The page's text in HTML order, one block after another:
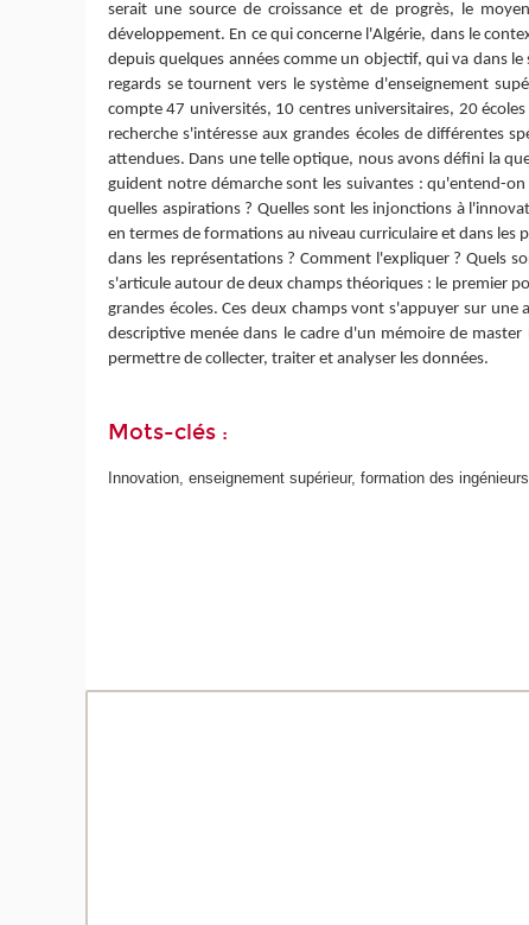
serait une source de croissance et de progrès, le
développement. En ce qui concerne l'Algérie, dans le
depuis quelques années comme un objectif, qui va dans
regards se tournent vers le système d'enseignement
compte 47 universités, 10 centres universitaires, 20
recherche s'intéresse aux grandes écoles de différentes
attendues. Dans une telle optique, nous avons défini la
guident notre démarche sont les suivantes : qu'entend-
quelles aspirations ? Quelles sont les injonctions à
en termes de formations au niveau curriculaire et dans
dans les représentations ? Comment l'expliquer ? Quels
s'articule autour de deux champs théoriques : le premier
grandes écoles. Ces deux champs vont s'appuyer sur
descriptive menée dans le cadre d'un mémoire de
permettre de collecter, traiter et analyser les données.
Mots-clés :
Innovation, enseignement supérieur, formation des